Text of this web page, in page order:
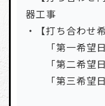
器工事
・【打ち合わせ
「第一希望
「第二希望
「第三希望